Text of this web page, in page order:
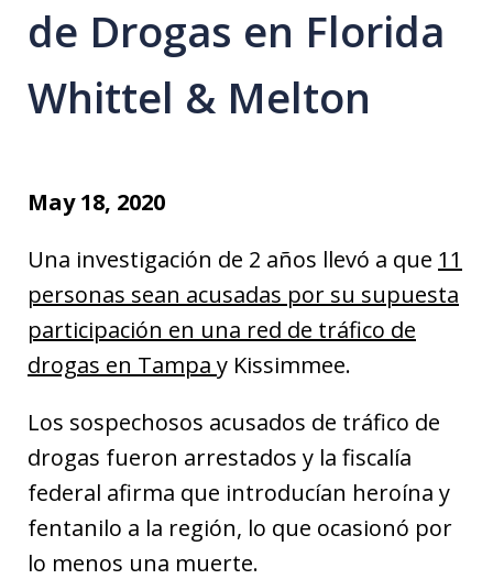
de Drogas en Florida
Whittel & Melton
May 18, 2020
Una investigación de 2 años llevó a que 11
personas sean acusadas por su supuesta
participación en una red de tráfico de
drogas en Tampa y Kissimmee.
Los sospechosos acusados de tráfico de
drogas fueron arrestados y la fiscalía
federal afirma que introducían heroína y
fentanilo a la región, lo que ocasionó por
lo menos una muerte.